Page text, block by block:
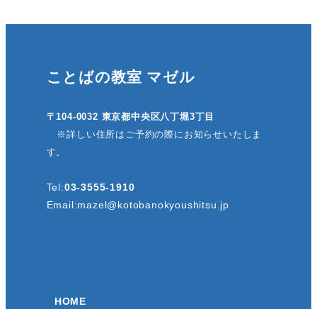
ことばの教室 マゼル
〒104-0032 東京都中央区八丁堀3丁目
※詳しい住所はご予約の際にお知らせいたしま
す。
Tel:03-3555-1910
Email:mazel@kotobanokyoushitsu.jp
HOME